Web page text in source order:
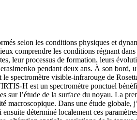
selon les conditions physiques et
comprendre les conditions régnant
leur processus de formation, leurs
pendant deux ans. À son bord,
spectromètre visible-infrarouge de
H est un spectromètre ponctuel
sur l’étude de la surface du noyau. La
Dans une étude globale,
déterminé localement ces